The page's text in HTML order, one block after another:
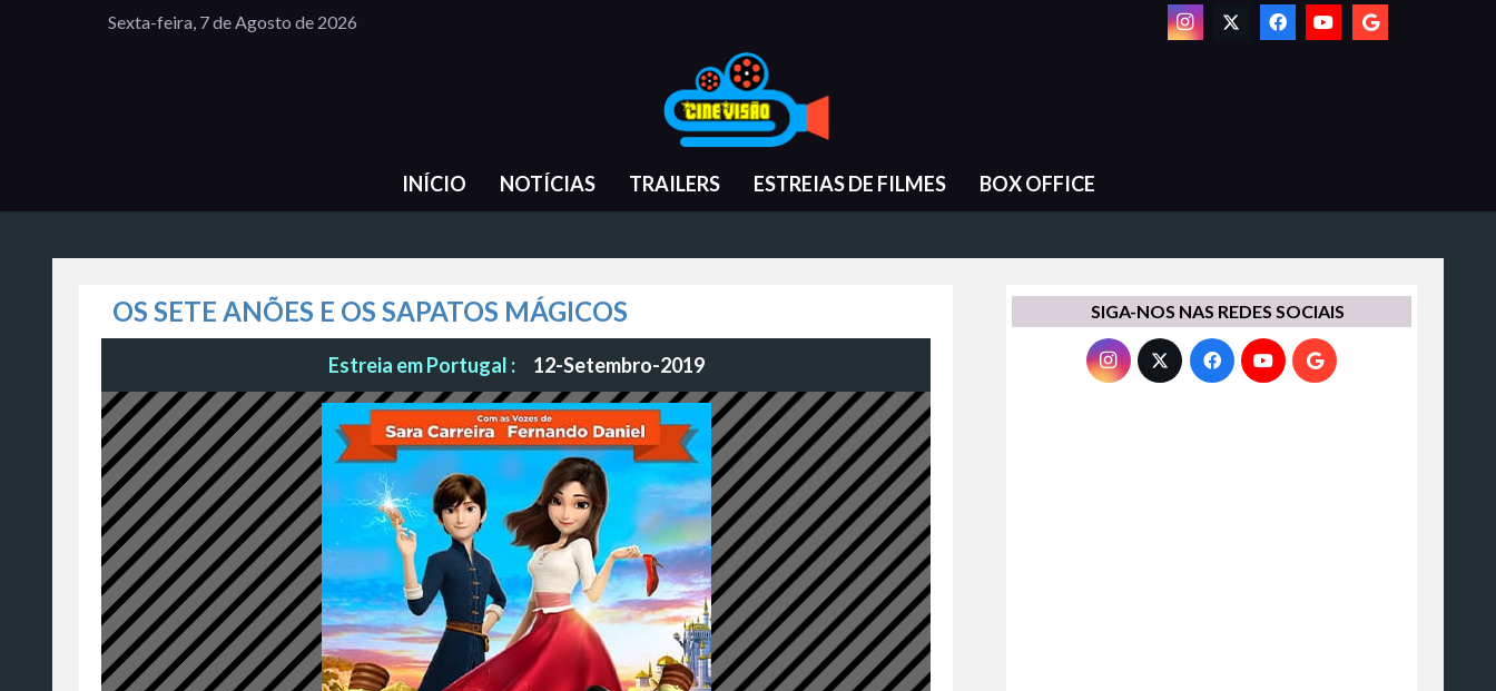
Sexta-feira, 7 de Agosto de 2026
INÍCIO NOTÍCIAS TRAILERS ESTREIAS DE FILMES BOX OFFICE
OS SETE ANÕES E OS SAPATOS MÁGICOS
Estreia em Portugal : 12-Setembro-2019
SIGA-NOS NAS REDES SOCIAIS